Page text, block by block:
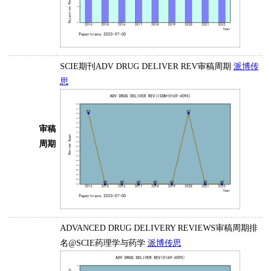
审稿
周期
SCIE期刊ADV DRUG DELIVER REV审稿周期 派博传
思
ADVANCED DRUG DELIVERY REVIEWS审稿周期排
名@SCIE药理学与药学 派博传思